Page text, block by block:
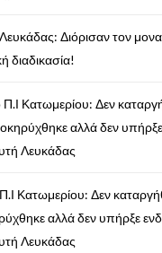
Διόρισαν τον
διαδικασία!
Π.Ι Κατωμερίου: Δεν
αλλά δεν
Λευκάδας
Π.Ι Κατωμερίου: Δεν
αλλά δεν υπήρξε
Λευκάδας